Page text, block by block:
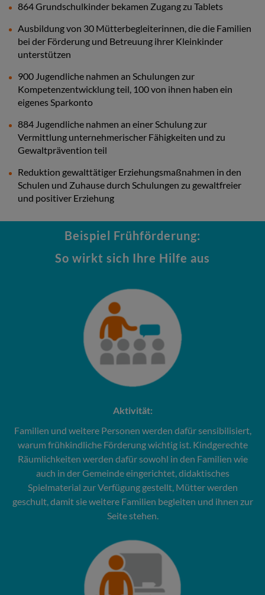
864 Grundschulkinder bekamen Zugang zu Tablets
Ausbildung von 30 Mütterbegleiterinnen, die die Familien
bei der Förderung und Betreuung ihrer Kleinkinder
unterstützen
900 Jugendliche nahmen an Schulungen zur
Kompetenzentwicklung teil, 100 von ihnen haben ein
eigenes Sparkonto
884 Jugendliche nahmen an einer Schulung zur
Vermittlung unternehmerischer Fähigkeiten und zu
Gewaltprävention teil
Reduktion gewalttätiger Erziehungsmaßnahmen in den
Schulen und Zuhause durch Schulungen zu gewaltfreier
und positiver Erziehung
Beispiel Frühförderung:
So wirkt sich Ihre Hilfe aus
Aktivität:
Familien und weitere Personen werden dafür sensibilisiert,
warum frühkindliche Förderung wichtig ist. Kindgerechte
Räumlichkeiten werden dafür sowohl in den Familien wie
auch in der Gemeinde eingerichtet, didaktisches
Spielmaterial zur Verfügung gestellt, Mütter werden
geschult, damit sie weitere Familien begleiten und ihnen zur
Seite stehen.